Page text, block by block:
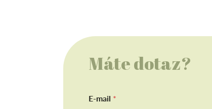
Máte dotaz?
E-mail *